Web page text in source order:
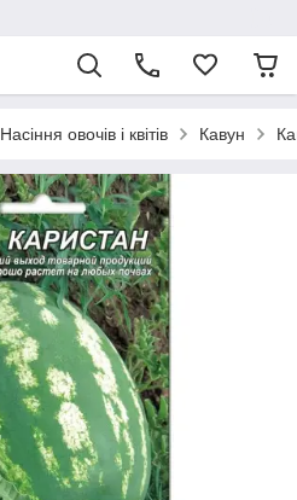
Насіння овочів і квітів Кавун